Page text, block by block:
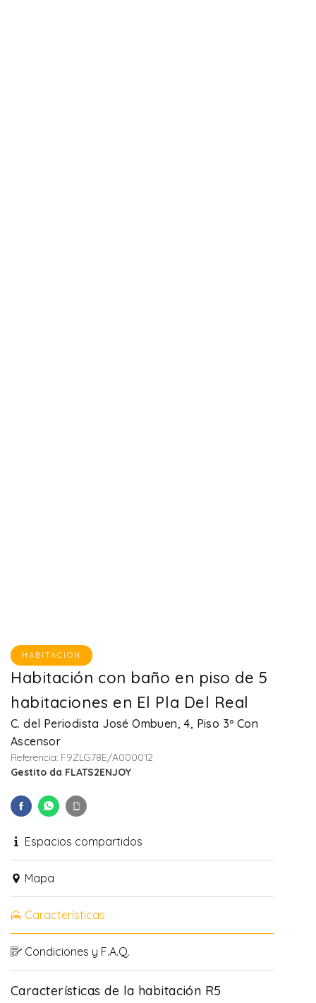
HABITACIÓN
Habitación con baño en piso de 5
habitaciones en El Pla Del Real
C. del Periodista José Ombuen, 4, Piso 3º Con
Ascensor
Referencia: F9ZLG78E/A000012
Gestito da FLATS2ENJOY
Espacios compartidos
Mapa
Características
Condiciones y F.A.Q.
Características de la habitación R5